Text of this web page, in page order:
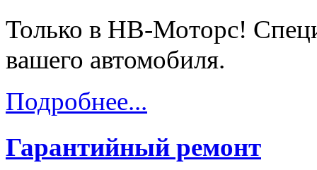
Только в НВ-Моторс!
вашего автомобиля.
Подробнее...
Гарантийный ремонт